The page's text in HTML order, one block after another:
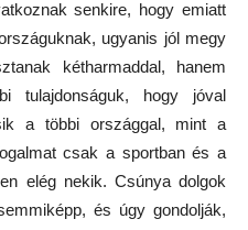
senkire, hogy emiatt
ugyanis jól megy
kétharmaddal, hanem
tulajdonságuk, hogy jóval
a többi országgal, mint a
csak a sportban és a
elég nekik. Csúnya dolgok
és úgy gondolják,